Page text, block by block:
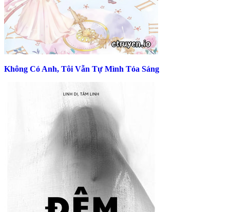
Không Có Anh, Tôi Vẫn Tự Mình Tỏa Sáng